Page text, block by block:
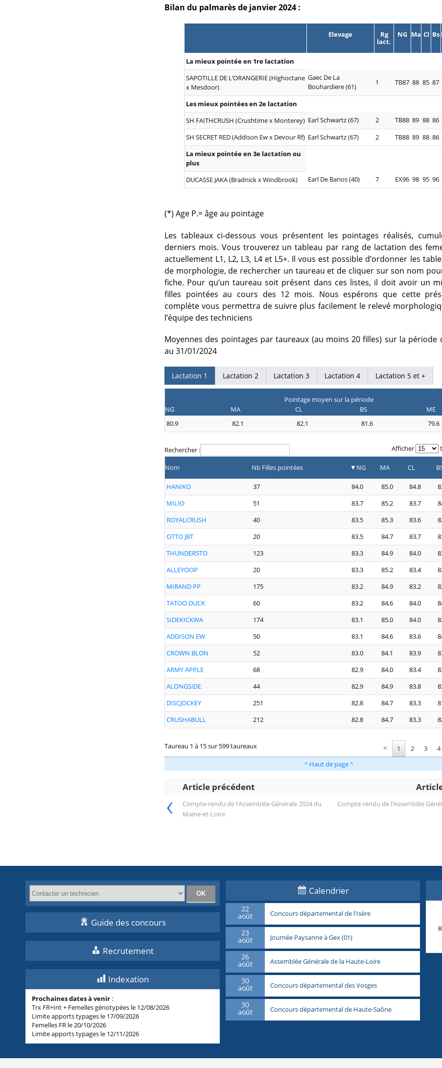
Bilan du palmarès de janvier 2024 :
Elevage
Rg
lact.
NG Ma Cl Bs
La mieux pointée en 1re lactation
SAPOTILLE DE L’ORANGERIE (Highoctane
x Mesdoor)
Gaec De La
Bouhardiere (61)
1 TB87 88 85 87
Les mieux pointées en 2e lactation
SH FAITHCRUSH (Crushtime x Monterey) Earl Schwartz (67) 2 TB88 89 88 86
SH SECRET RED (Addison Ew x Devour Rf) Earl Schwartz (67) 2 TB88 89 88 86
La mieux pointée en 3e lactation ou
plus
DUCASSE JAKA (Bradnick x Windbrook)
Earl De Banos (40) 7 EX96 98 95 96
(*) Age P.= âge au pointage
Les tableaux ci-dessous vous présentent les pointages réalisés,
derniers mois. Vous trouverez un tableau par rang de lactation des
actuellement L1, L2, L3, L4 et L5+. Il vous est possible d’ordonner les
de morphologie, de rechercher un taureau et de cliquer sur son nom
fiche. Pour qu’un taureau soit présent dans ces listes, il doit avoir un
filles pointées au cours des 12 mois. Nous espérons que cette
complète vous permettra de suivre plus facilement le relevé
l’équipe des techniciens
Moyennes des pointages par taureaux (au moins 20 filles) sur la période
au 31/01/2024
Lactation 1 Lactation 2 Lactation 3 Lactation 4 Lactation 5 et +
Pointage moyen sur la période
NG
MA CL BS
ME
80.9
82.1 82.1 81.6 79.6
Afficher
Rechercher :
Nom
Nb Filles pointées NG MA CL
HANIKO 37 84.0 85.0 84.8
MILIO
51 83.7 85.2 83.7
ROYALCRUSH
40 83.5 85.3 83.6
OTTO JBT
20 83.5 84.7 83.7
THUNDERSTO
123 83.3 84.9 84.0
ALLEYOOP
20 83.3 85.2 83.4
MIRAND PP
175 83.2 84.9 83.2
TATOO DUCK
60 83.2 84.6 84.0
SIDEKICKWA
174 83.1 85.0 84.0
ADDISON EW
50 83.1 84.6 83.6
CROWN BLON
52 83.0 84.1 83.9
ARMY APPLE
68 82.9 84.0 83.4
ALONGSIDE
44 82.9 84.9 83.8
DISCJOCKEY
251 82.8 84.7 83.3
CRUSHABULL
212 82.8 84.7 83.3
Taureau 1 à 15 sur 599 taureaux < 1 2 3 4
^ Haut de page ^
Article précédent
‹
Compte-rendu de l’Assemblée Générale 2024 du
Maine-et-Loire
Compte-rendu de l’Assemblée
Guide des concours
Recrutement
Indexation
Prochaines dates à venir :
Trx FR+Int + Femelles génotypées le 12/08/2026
Limite apports typages le 17/09/2026
Femelles FR le 20/10/2026
Limite apports typages le 12/11/2026
Calendrier
22
août Concours départemental de l'Isère
23
août Journée Paysanne à Gex (01)
26
août Assemblée Générale de la Haute-Loire
30
août Concours départemental des Vosges
30
août Concours départemental de Haute-Saône